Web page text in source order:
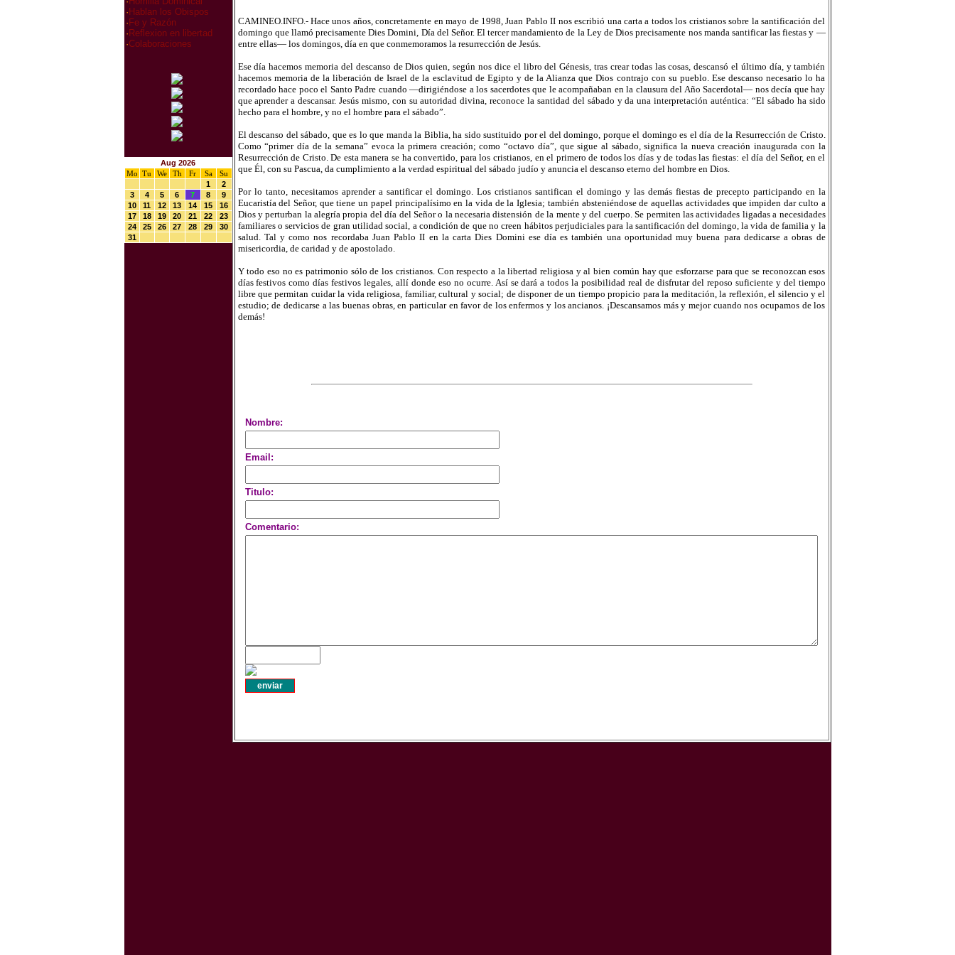
· Hablan los Obispos
· Fe y Razón
· Reflexion en libertad
·Colaboraciones
Aug 2026
Mo Tu We Th Fr Sa
Su
1
2
3
4 5 6 7 8
9
10
11 12 13 14 15
16
17
18 19 20 21 22
23
24
25 26 27 28 29
30
31
CAMINEO.INFO.- Hace unos años, concretamente en mayo de 1998, Juan Pablo II nos escribió una carta a todos los cristianos sobre la santificación del
domingo que llamó precisamente Dies Domini, Día del Señor. El tercer mandamiento de la Ley de Dios precisamente nos manda santificar las fiestas y —
entre ellas— los domingos, día en que conmemoramos la resurrección de Jesús.
Ese día hacemos memoria del descanso de Dios quien, según nos dice el libro del Génesis, tras crear todas las cosas, descansó el último día, y también
hacemos memoria de la liberación de Israel de la esclavitud de Egipto y de la Alianza que Dios contrajo con su pueblo. Ese descanso necesario lo ha
recordado hace poco el Santo Padre cuando —dirigiéndose a los sacerdotes que le acompañaban en la clausura del Año Sacerdotal— nos decía que hay
que aprender a descansar. Jesús mismo, con su autoridad divina, reconoce la santidad del sábado y da una interpretación auténtica: “El sábado ha sido
hecho para el hombre, y no el hombre para el sábado”.
El descanso del sábado, que es lo que manda la Biblia, ha sido sustituido por el del domingo, porque el domingo es el día de la Resurrección de Cristo.
Como “primer día de la semana” evoca la primera creación; como “octavo día”, que sigue al sábado, significa la nueva creación inaugurada con la
Resurrección de Cristo. De esta manera se ha convertido, para los cristianos, en el primero de todos los días y de todas las fiestas: el día del Señor, en el
que Él, con su Pascua, da cumplimiento a la verdad espiritual del sábado judío y anuncia el descanso eterno del hombre en Dios.
Por lo tanto, necesitamos aprender a santificar el domingo. Los cristianos santifican el domingo y las demás fiestas de precepto participando en la
Eucaristía del Señor, que tiene un papel principalísimo en la vida de la Iglesia; también absteniéndose de aquellas actividades que impiden dar culto a
Dios y perturban la alegría propia del día del Señor o la necesaria distensión de la mente y del cuerpo. Se permiten las actividades ligadas a necesidades
familiares o servicios de gran utilidad social, a condición de que no creen hábitos perjudiciales para la santificación del domingo, la vida de familia y la
salud. Tal y como nos recordaba Juan Pablo II en la carta Dies Domini ese día es también una oportunidad muy buena para dedicarse a obras de
misericordia, de caridad y de apostolado.
Y todo eso no es patrimonio sólo de los cristianos. Con respecto a la libertad religiosa y al bien común hay que esforzarse para que se reconozcan esos
días festivos como días festivos legales, allí donde eso no ocurre. Así se dará a todos la posibilidad real de disfrutar del reposo suficiente y del tiempo
libre que permitan cuidar la vida religiosa, familiar, cultural y social; de disponer de un tiempo propicio para la meditación, la reflexión, el silencio y el
estudio; de dedicarse a las buenas obras, en particular en favor de los enfermos y los ancianos. ¡Descansamos más y mejor cuando nos ocupamos de los
demás!
Nombre:
Email:
Titulo:
Comentario: